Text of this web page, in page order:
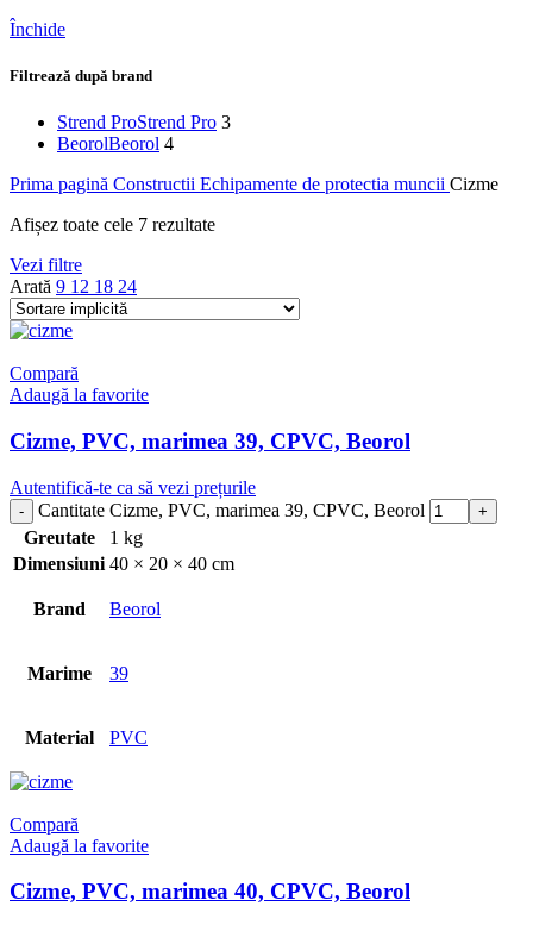
Închide
Filtrează după brand
Strend ProStrend Pro 3
BeorolBeorol 4
Prima pagină Constructii Echipamente de protectia muncii Cizme
Afișez toate cele 7 rezultate
Vezi filtre
Arată 9 12 18 24
Compară
Adaugă la favorite
Cizme, PVC, marimea 39, CPVC, Beorol
Autentifică-te ca să vezi prețurile
Cantitate Cizme, PVC, marimea 39, CPVC, Beorol
Greutate
1 kg
Dimensiuni 40 × 20 × 40 cm
Brand Beorol
Marime 39
Material PVC
Compară
Adaugă la favorite
Cizme, PVC, marimea 40, CPVC, Beorol